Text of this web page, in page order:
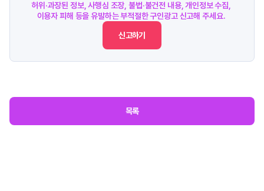
허위·과장된 정보, 사행심 조장, 불법·불건전 내용, 개인정보 수집,
이용자 피해 등을 유발하는 부적절한 구인광고 신고해 주세요.
신고하기
목록